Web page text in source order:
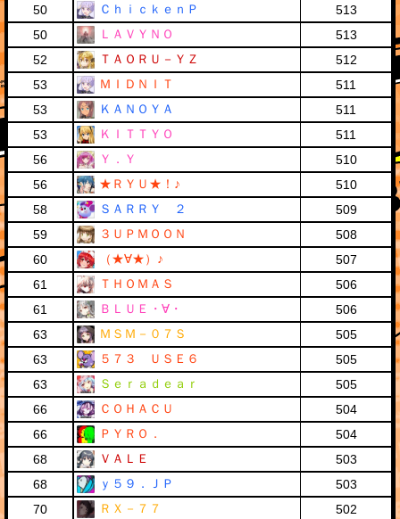
50
ＣｈｉｃｋｅｎＰ
513
50
ＬＡＶＹＮＯ
513
52
ＴＡＯＲＵ－ＹＺ
512
53
ＭＩＤＮＩＴ
511
53
ＫＡＮＯＹＡ
511
53
ＫＩＴＴＹＯ
511
56
Ｙ．Ｙ
510
56
★ＲＹＵ★！♪
510
58
ＳＡＲＲＹ ２
509
59
３ＵＰＭＯＯＮ
508
60
（★∀★）♪
507
61
ＴＨＯＭＡＳ
506
61
ＢＬＵＥ・∀・
506
63
ＭＳＭ－０７Ｓ
505
63
５７３ ＵＳＥ６
505
63
Ｓｅｒａｄｅａｒ
505
66
ＣＯＨＡＣＵ
504
66
ＰＹＲＯ．
504
68
ＶＡＬＥ
503
68
ｙ５９．ＪＰ
503
70
ＲＸ－７７
502